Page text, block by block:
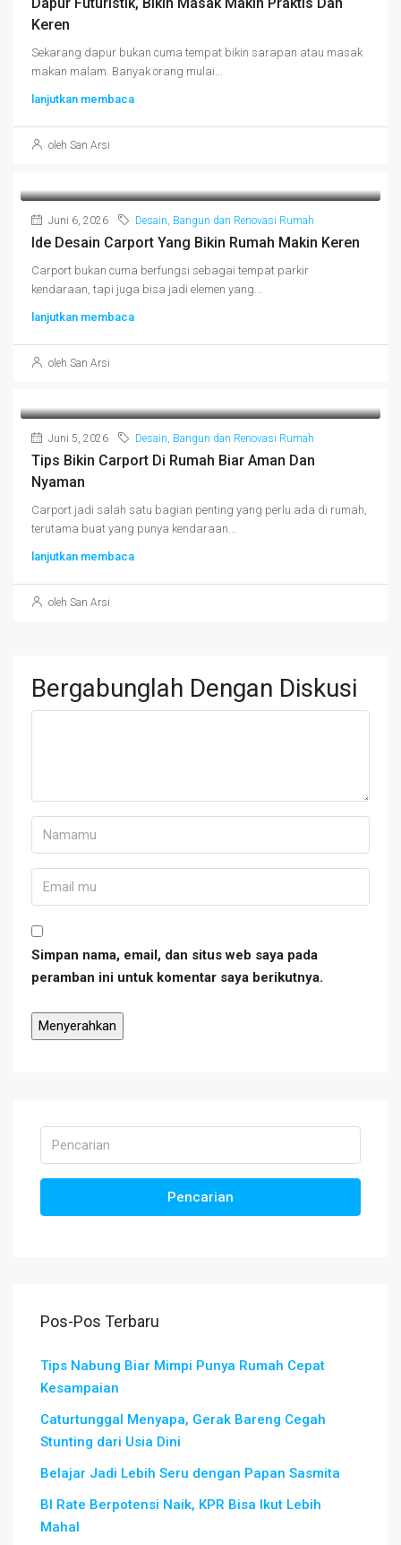
Keren
Sekarang dapur bukan cuma tempat bikin sarapan atau masak
makan malam. Banyak orang mulai...
lanjutkan membaca
oleh San Arsi
Juni 6, 2026 Desain, Bangun dan Renovasi Rumah
Ide Desain Carport Yang Bikin Rumah Makin Keren
Carport bukan cuma berfungsi sebagai tempat parkir
kendaraan, tapi juga bisa jadi elemen yang...
lanjutkan membaca
oleh San Arsi
Juni 5, 2026 Desain, Bangun dan Renovasi Rumah
Tips Bikin Carport Di Rumah Biar Aman Dan
Nyaman
Carport jadi salah satu bagian penting yang perlu ada di rumah,
terutama buat yang punya kendaraan...
lanjutkan membaca
oleh San Arsi
Bergabunglah Dengan Diskusi
Simpan nama, email, dan situs web saya pada
peramban ini untuk komentar saya berikutnya.
Pencarian
Pos-Pos Terbaru
Tips Nabung Biar Mimpi Punya Rumah Cepat
Kesampaian
Caturtunggal Menyapa, Gerak Bareng Cegah
Stunting dari Usia Dini
Belajar Jadi Lebih Seru dengan Papan Sasmita
BI Rate Berpotensi Naik, KPR Bisa Ikut Lebih
Mahal